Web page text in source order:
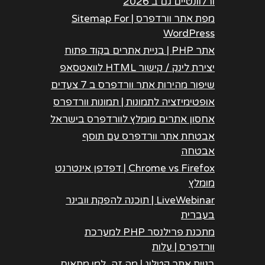
מפת אתר וורדפרס | Sitemap For
WordPress
אתר PHP | בניית אתרים בקוד פתוח
יצירת לינק / קישור HTML לוואטסאפ
שיפור מהירות אתר וורדפרס ב 7 צעדים
אופטימיזציה לתמונות | תמונות וורדפרס
אחסון אתרים מומלץ לוורדפרס בישראל
אבטחת אתר וורדפרס עם תוסף
אבטחה
Chrome vs Firefox | דפדפן אינטרנט
מומלץ
LiveWebinar | תוכנה להפקת וובינר
בעברית
מתכנת פרילנסר PHP למערכת
וורדפרס | עלות